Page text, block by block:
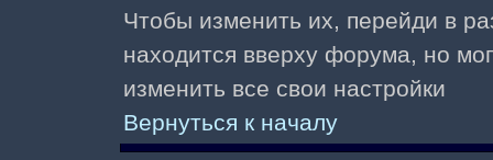
Чтобы изменить их, перейди в
находится вверху форума, но
изменить все свои настройки
Вернуться к началу